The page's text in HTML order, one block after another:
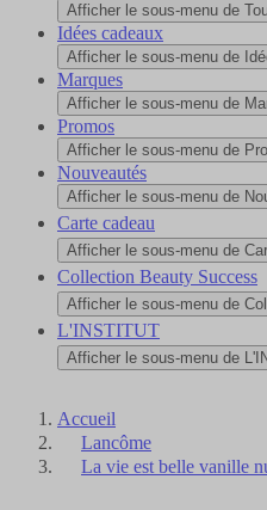
Afficher le sous-menu de
Idées cadeaux
Afficher le sous-menu de
Marques
Afficher le sous-menu de
Promos
Afficher le sous-menu de
Nouveautés
Afficher le sous-menu de
Carte cadeau
Afficher le sous-menu de
Collection Beauty Success
Afficher le sous-menu de
L'INSTITUT
Afficher le sous-menu de
Accueil
Lancôme
La vie est belle vanille